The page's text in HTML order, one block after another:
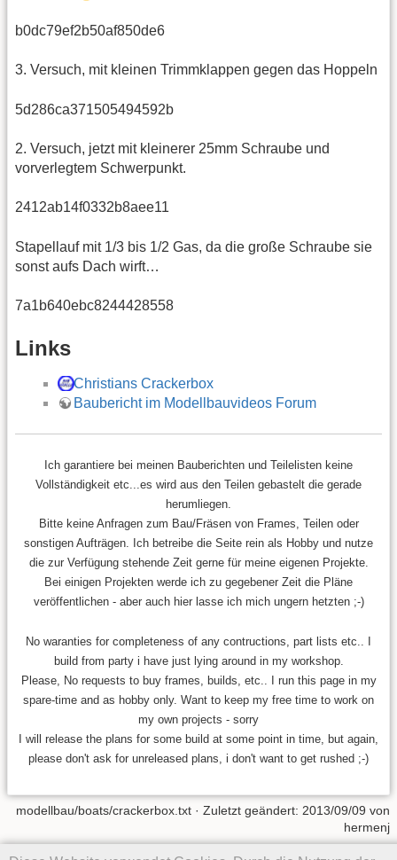
b0dc79ef2b50af850de6
3. Versuch, mit kleinen Trimmklappen gegen das Hoppeln
5d286ca371505494592b
2. Versuch, jetzt mit kleinerer 25mm Schraube und
vorverlegtem Schwerpunkt.
2412ab14f0332b8aee11
Stapellauf mit 1/3 bis 1/2 Gas, da die große Schraube sie
sonst aufs Dach wirft…
7a1b640ebc8244428558
Links
Christians Crackerbox
Baubericht im Modellbauvideos Forum
Ich garantiere bei meinen Bauberichten und Teilelisten keine
Vollständigkeit etc...es wird aus den Teilen gebastelt die gerade
herumliegen.
Bitte keine Anfragen zum Bau/Fräsen von Frames, Teilen oder
sonstigen Aufträgen. Ich betreibe die Seite rein als Hobby und nutze
die zur Verfügung stehende Zeit gerne für meine eigenen Projekte.
Bei einigen Projekten werde ich zu gegebener Zeit die Pläne
veröffentlichen - aber auch hier lasse ich mich ungern hetzten ;-)
No waranties for completeness of any contructions, part lists etc.. I
build from party i have just lying around in my workshop.
Please, No requests to buy frames, builds, etc.. I run this page in my
spare-time and as hobby only. Want to keep my free time to work on
my own projects - sorry
I will release the plans for some build at some point in time, but again,
please don't ask for unreleased plans, i don't want to get rushed ;-)
modellbau/boats/crackerbox.txt · Zuletzt geändert: 2013/09/09 von
hermenj